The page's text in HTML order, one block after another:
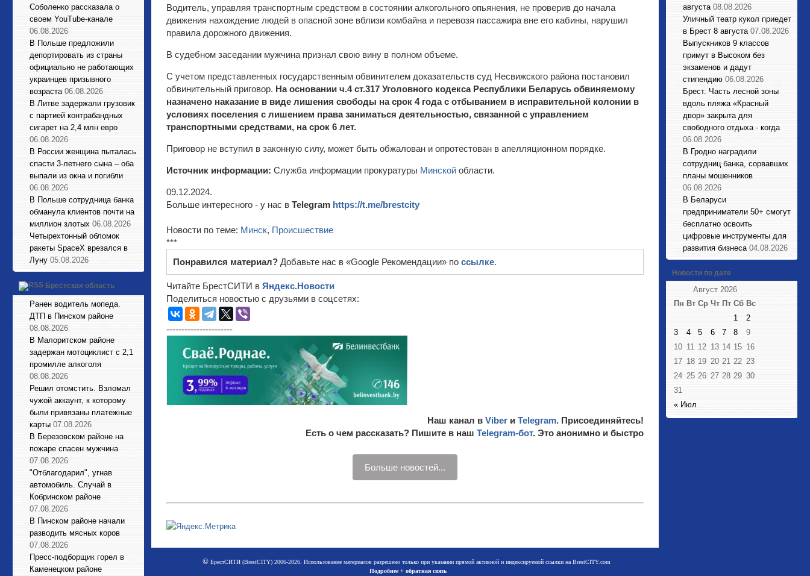
Соболенко рассказала о
своем YouTube-канале
06.08.2026
В Польше предложили
депортировать из страны
официально не работающих
украинцев призывного
возраста 06.08.2026
В Литве задержали грузовик
с партией контрабандных
сигарет на 2,4 млн евро
06.08.2026
В России женщина пыталась
спасти 3-летнего сына – оба
выпали из окна и погибли
06.08.2026
В Польше сотрудница банка
обманула клиентов почти на
миллион злотых 06.08.2026
Четырехтонный обломок
ракеты SpaceX врезался в
Луну 05.08.2026
Брестская область
Ранен водитель мопеда.
ДТП в Пинском районе
08.08.2026
В Малоритском районе
задержан мотоциклист с 2,1
промилле алкоголя
08.08.2026
Решил отомстить. Взломал
чужой аккаунт, к которому
были привязаны платежные
карты 07.08.2026
В Березовском районе на
пожаре спасен мужчина
07.08.2026
"Отблагодарил", угнав
автомобиль. Случай в
Кобринском районе
07.08.2026
В Пинском районе начали
разводить мясных коров
07.08.2026
Пресс-подборщик горел в
Каменецком районе
Водитель, управляя транспортным средством в состоянии алкогольного опьянения, не проверив до начала
движения нахождение людей в опасной зоне вблизи комбайна и перевозя пассажира вне его кабины, нарушил
правила дорожного движения.
В судебном заседании мужчина признал свою вину в полном объеме.
С учетом представленных государственным обвинителем доказательств суд Несвижского района постановил
обвинительный приговор. На основании ч.4 ст.317 Уголовного кодекса Республики Беларусь обвиняемому
назначено наказание в виде лишения свободы на срок 4 года с отбыванием в исправительной колонии в
условиях поселения с лишением права заниматься деятельностью, связанной с управлением
транспортными средствами, на срок 6 лет.
Приговор не вступил в законную силу, может быть обжалован и опротестован в апелляционном порядке.
Источник информации: Служба информации прокуратуры Минской области.
09.12.2024.
Больше интересного - у нас в Telegram https://t.me/brestcity
Новости по теме: Минск, Происшествие
***
Понравился материал? Добавьте нас в «Google Рекомендации» по ссылке.
Читайте БрестСИТИ в Яндекс.Новости
Поделиться новостью с друзьями в соцсетях:
----------------------
Наш канал в Viber и Telegram. Присоединяйтесь!
Есть о чем рассказать? Пишите в наш Telegram-бот. Это анонимно и быстро
Больше новостей...
©БрестСИТИ (BrestCITY) 2006-2026. Использование материалов разрешено только при указании прямой активной и индексируемой ссылки на BrestCITY.com
Подробнее + обратная связь
августа 08.08.2026
Уличный театр кукол приедет
в Брест 8 августа 07.08.2026
Выпускников 9 классов
примут в Высоком без
экзаменов и дадут
стипендию 06.08.2026
Брест. Часть лесной зоны
вдоль пляжа «Красный
двор» закрыта для
свободного отдыха - когда
06.08.2026
В Гродно наградили
сотрудниц банка, сорвавших
планы мошенников
06.08.2026
В Беларуси
предприниматели 50+ смогут
бесплатно освоить
цифровые инструменты для
развития бизнеса 04.08.2026
Новости по дате
Август 2026
Пн Вт Ср Чт Пт Сб Вс
« Июл
1
2
3
4 5 6 7 8
9
10 11 12 13 14 15 16
17 18 19 20 21 22 23
24 25 26 27 28 29 30
31